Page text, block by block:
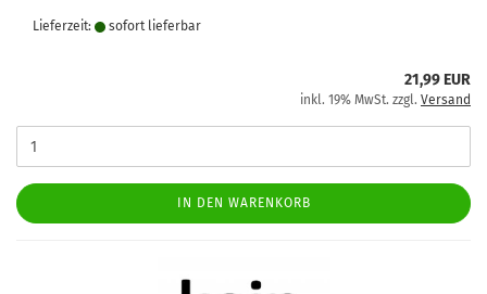
Lieferzeit: sofort lie­fer­bar
21,99 EUR
inkl. 19% MwSt. zzgl. Versand
IN DEN WARENKORB